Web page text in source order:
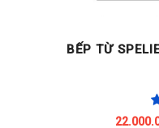
BẾP TỪ